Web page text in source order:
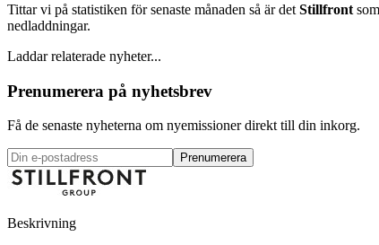
Tittar vi på statistiken för senaste månaden så är det Stillfront
nedladdningar.
Laddar relaterade nyheter...
Prenumerera på nyhetsbrev
Få de senaste nyheterna om nyemissioner direkt till din inkorg.
Prenumerera
Beskrivning